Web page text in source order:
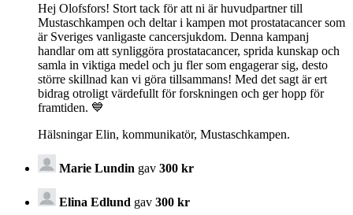
Hej Olofsfors! Stort tack för att ni är huvudpartner till
Mustaschkampen och deltar i kampen mot prostatacancer som
är Sveriges vanligaste cancersjukdom. Denna kampanj
handlar om att synliggöra prostatacancer, sprida kunskap och
samla in viktiga medel och ju fler som engagerar sig, desto
större skillnad kan vi göra tillsammans! ‍Med det sagt är ert
bidrag otroligt värdefullt för forskningen och ger hopp för
framtiden. 💙
Hälsningar Elin, kommunikatör, Mustaschkampen.
Marie Lundin gav 300 kr
Elina Edlund gav 300 kr